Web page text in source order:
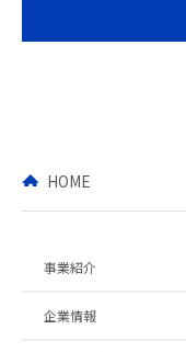
HOME
事業紹介
企業情報